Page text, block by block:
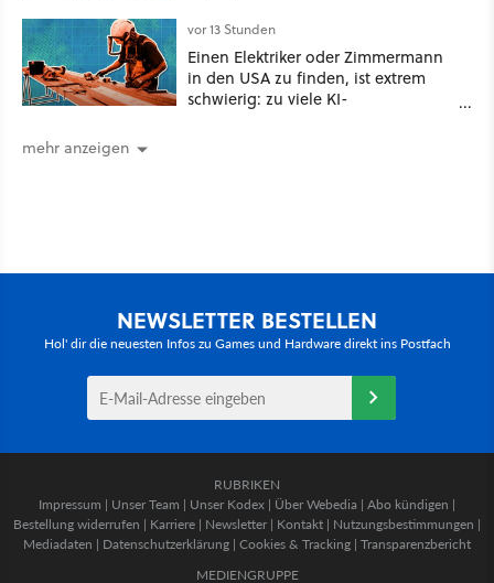
vor 13 Stunden
Einen Elektriker oder Zimmermann
in den USA zu finden, ist extrem
schwierig: zu viele KI-
mehr anzeigen
NEWSLETTER BESTELLEN
Hol' dir die neuesten Infos zu Games und Hardware direkt ins Postfach
RUBRIKEN
Impressum | Unser Team | Unser Kodex | Über Webedia | Abo kündigen |
Bestellung widerrufen | Karriere | Newsletter | Kontakt | Nutzungsbestimmungen |
Mediadaten | Datenschutzerklärung | Cookies & Tracking | Transparenzbericht
MEDIENGRUPPE